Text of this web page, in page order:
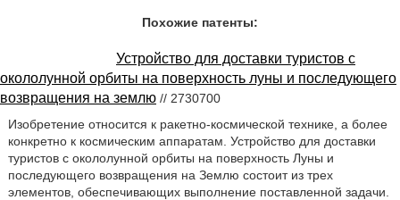
Похожие патенты:
Устройство для доставки туристов с
окололунной орбиты на поверхность луны и последующего
возвращения на землю // 2730700
Изобретение относится к ракетно-космической технике, а более
конкретно к космическим аппаратам. Устройство для доставки
туристов с окололунной орбиты на поверхность Луны и
последующего возвращения на Землю состоит из трех
элементов, обеспечивающих выполнение поставленной задачи.